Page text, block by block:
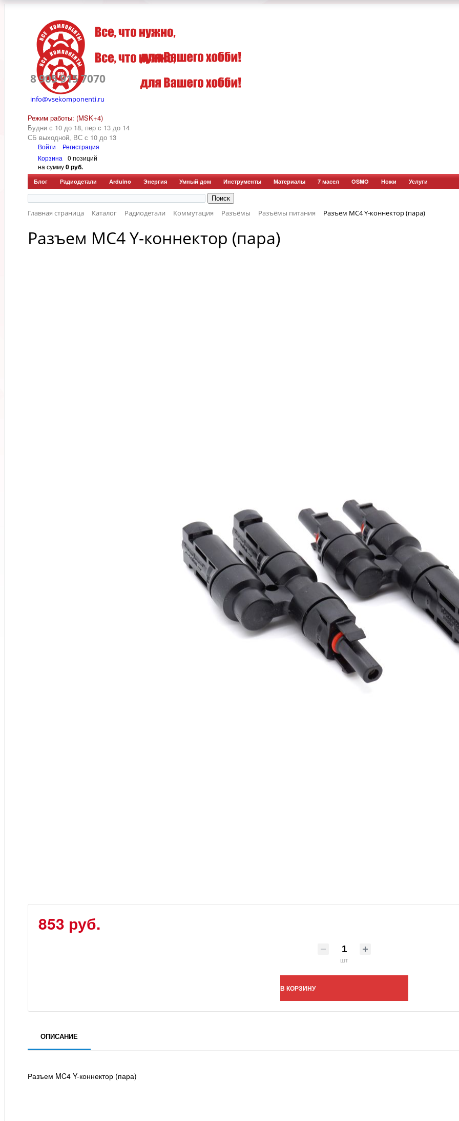
8 905 915 7070
info@vsekomponenti.ru
Режим работы: (MSK+4)
Будни с 10 до 18, пер с 13 до 14
СБ выходной, ВС с 10 до 13
Войти
Регистрация
Корзина
0 позиций
на сумму0 руб.
Блог Радиодетали Arduino Энергия Умный дом Инструменты Материалы 7 масел OSMO Ножи Услуги
Главная страница Каталог Радиодетали Коммутация Разъёмы Разъёмы питания Разъем MC4 Y-коннектор (пара)
Разъем MC4 Y-коннектор (пара)
853 руб.
шт
В КОРЗИНУ
ОПИСАНИЕ
Разъем MC4 Y-коннектор (пара)